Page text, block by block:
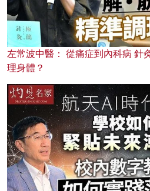
左常波中醫： 從痛症到內科病 針
理身體？